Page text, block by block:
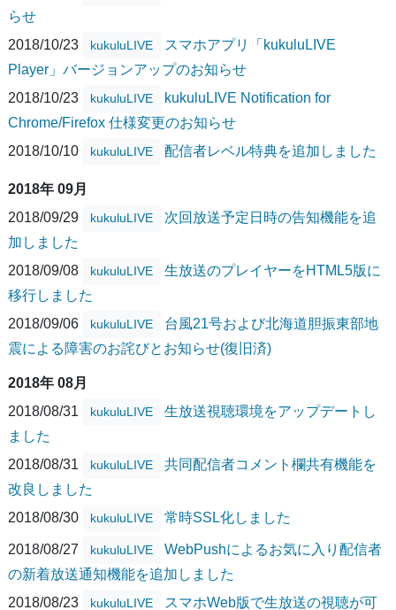
らせ
2018/10/23
kukuluLIVE
スマホアプリ「kukuluLIVE
Player」バージョンアップのお知らせ
2018/10/23
kukuluLIVE
kukuluLIVE Notification for
Chrome/Firefox 仕様変更のお知らせ
2018/10/10
kukuluLIVE 配信者レベル特典を追加しました
2018年 09月
2018/09/29
kukuluLIVE
次回放送予定日時の告知機能を追
加しました
2018/09/08
kukuluLIVE
生放送のプレイヤーをHTML5版に
移行しました
2018/09/06
kukuluLIVE
台風21号および北海道胆振東部地
震による障害のお詫びとお知らせ(復旧済)
2018年 08月
2018/08/31
kukuluLIVE
生放送視聴環境をアップデートし
ました
2018/08/31
kukuluLIVE
共同配信者コメント欄共有機能を
改良しました
2018/08/30
kukuluLIVE 常時SSL化しました
2018/08/27 kukuluLIVE
WebPushによるお気に入り配信者
の新着放送通知機能を追加しました
2018/08/23
kukuluLIVE スマホWeb版で生放送の視聴が可